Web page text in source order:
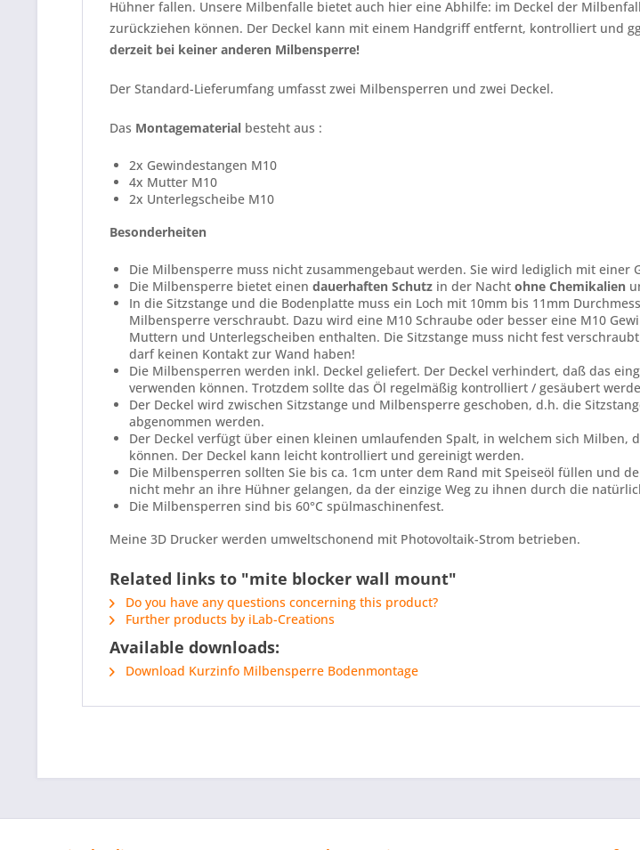
Hühner fallen. Unsere Milbenfalle bietet auch hier eine Abhilfe: im Deckel der
zurückziehen können. Der Deckel kann mit einem Handgriff entfernt, kontrolliert und
derzeit bei keiner anderen Milbensperre!
Der Standard-Lieferumfang umfasst zwei Milbensperren und zwei Deckel.
Das Montagematerial besteht aus :
2x Gewindestangen M10
4x Mutter M10
2x Unterlegscheibe M10
Besonderheiten
Die Milbensperre muss nicht zusammengebaut werden. Sie wird lediglich mit einer
Die Milbensperre bietet einen dauerhaften Schutz in der Nacht ohne Chemikalien
In die Sitzstange und die Bodenplatte muss ein Loch mit 10mm bis 11mm
Milbensperre verschraubt. Dazu wird eine M10 Schraube oder besser eine M10
Muttern und Unterlegscheiben enthalten. Die Sitzstange muss nicht fest
darf keinen Kontakt zur Wand haben!
Die Milbensperren werden inkl. Deckel geliefert. Der Deckel verhindert, daß das
verwenden können. Trotzdem sollte das Öl regelmäßig kontrolliert / gesäubert
Der Deckel wird zwischen Sitzstange und Milbensperre geschoben, d.h. die
abgenommen werden.
Der Deckel verfügt über einen kleinen umlaufenden Spalt, in welchem sich
können. Der Deckel kann leicht kontrolliert und gereinigt werden.
Die Milbensperren sollten Sie bis ca. 1cm unter dem Rand mit Speiseöl füllen und
nicht mehr an ihre Hühner gelangen, da der einzige Weg zu ihnen durch die
Die Milbensperren sind bis 60°C spülmaschinenfest.
Meine 3D Drucker werden umweltschonend mit Photovoltaik-Strom betrieben.
Related links to "mite blocker wall mount"
Do you have any questions concerning this product?
Further products by iLab-Creations
Available downloads:
Download Kurzinfo Milbensperre Bodenmontage